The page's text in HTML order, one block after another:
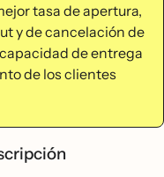
tasa de apertura,
y de cancelación de
de entrega
de los clientes